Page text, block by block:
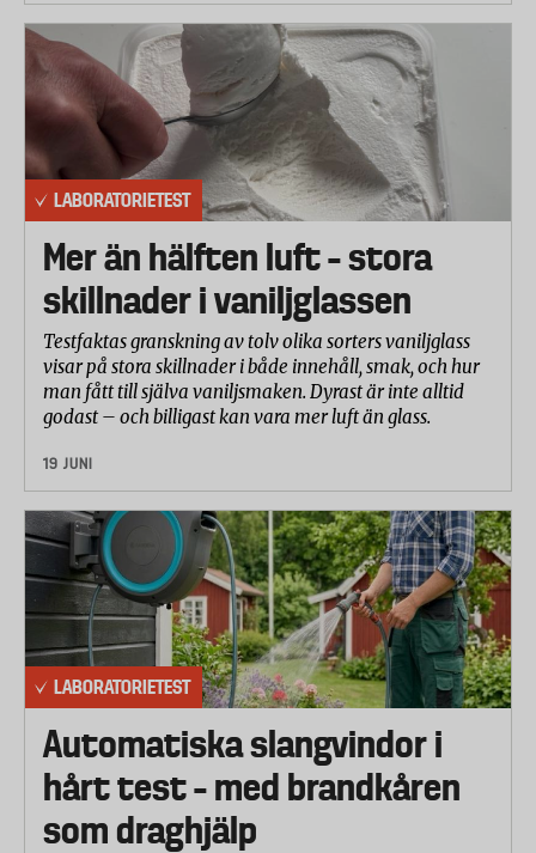
LABORATORIETEST
Mer än hälften luft – stora
skillnader i vaniljglassen
Testfaktas granskning av tolv olika sorters vaniljglass
visar på stora skillnader i både innehåll, smak, och hur
man fått till själva vaniljsmaken. Dyrast är inte alltid
godast – och billigast kan vara mer luft än glass.
19 JUNI
LABORATORIETEST
Automatiska slangvindor i
hårt test – med brandkåren
som draghjälp